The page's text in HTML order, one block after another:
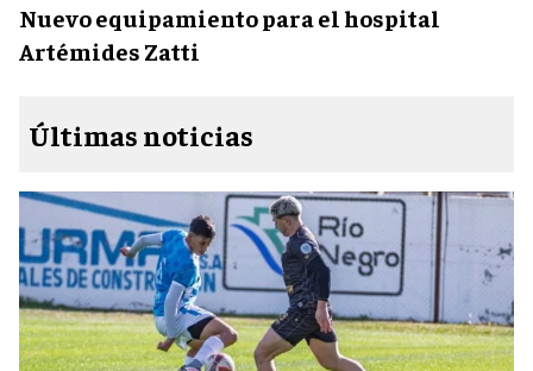
Nuevo equipamiento para el hospital
Artémides Zatti
Últimas noticias